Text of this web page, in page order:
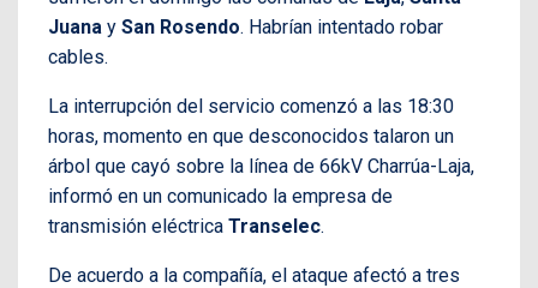
Juana y San Rosendo. Habrían intentado robar
cables.
La interrupción del servicio comenzó a las 18:30
horas, momento en que desconocidos talaron un
árbol que cayó sobre la línea de 66kV Charrúa-Laja,
informó en un comunicado la empresa de
transmisión eléctrica Transelec.
De acuerdo a la compañía, el ataque afectó a tres